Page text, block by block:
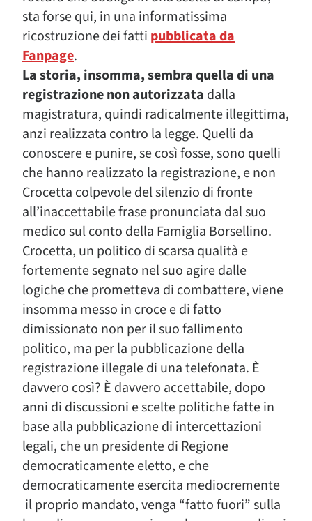
sta forse qui, in una informatissima
ricostruzione dei fatti pubblicata da
Fanpage.
La storia, insomma, sembra quella di una
registrazione non autorizzata dalla
magistratura, quindi radicalmente illegittima,
anzi realizzata contro la legge. Quelli da
conoscere e punire, se così fosse, sono quelli
che hanno realizzato la registrazione, e non
Crocetta colpevole del silenzio di fronte
all’inaccettabile frase pronunciata dal suo
medico sul conto della Famiglia Borsellino.
Crocetta, un politico di scarsa qualità e
fortemente segnato nel suo agire dalle
logiche che prometteva di combattere, viene
insomma messo in croce e di fatto
dimissionato non per il suo fallimento
politico, ma per la pubblicazione della
registrazione illegale di una telefonata. È
davvero così? È davvero accettabile, dopo
anni di discussioni e scelte politiche fatte in
base alla pubblicazione di intercettazioni
legali, che un presidente di Regione
democraticamente eletto, e che
democraticamente esercita mediocremente
il proprio mandato, venga “fatto fuori” sulla